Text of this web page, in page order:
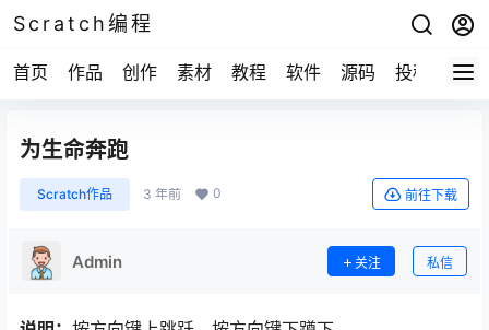
Scratch编程
首页 作品 创作 素材 教程 软件 源码 投稿 关于
为生命奔跑
Scratch作品 3 年前 0 前往下载
Admin 关注 私信